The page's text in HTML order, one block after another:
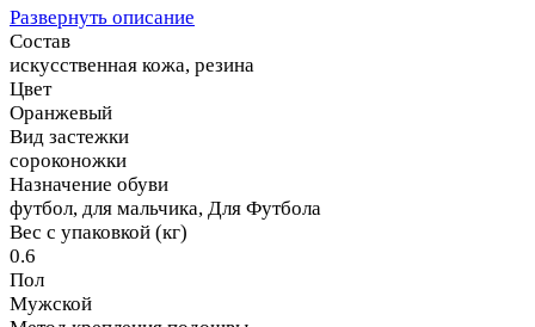
Развернуть описание
Состав
искусственная кожа, резина
Цвет
Оранжевый
Вид застежки
сороконожки
Назначение обуви
футбол, для мальчика, Для Футбола
Вес с упаковкой (кг)
0.6
Пол
Мужской